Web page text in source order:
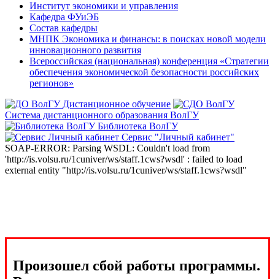
Институт экономики и управления
Кафедра ФУиЭБ
Состав кафедры
МНПК Экономика и финансы: в поисках новой модели
инновационного развития
Всероссийская (национальная) конференция «Стратегии
обеспечения экономической безопасности российских
регионов»
Дистанционное обучение
Система дистанционного образования ВолГУ
Библиотека ВолГУ
Сервис "Личный кабинет"
SOAP-ERROR: Parsing WSDL: Couldn't load from
'http://is.volsu.ru/1cuniver/ws/staff.1cws?wsdl' : failed to load
external entity "http://is.volsu.ru/1cuniver/ws/staff.1cws?wsdl"
Произошел сбой работы программы.